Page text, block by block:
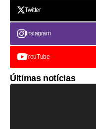
Twitter
Instagram
YouTube
Últimas notícias